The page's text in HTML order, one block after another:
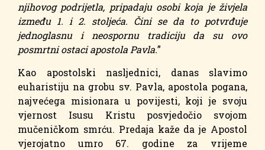
njihovog podrijetla, pripadaju osobi koja je živjela
između 1. i 2. stoljeća. Čini se da to potvrđuje
jednoglasnu i neospornu tradiciju da su ovo
posmrtni ostaci apostola Pavla.”
Kao apostolski nasljednici, danas slavimo
euharistiju na grobu sv. Pavla, apostola pogana,
najvećega misionara u povijesti, koji je svoju
vjernost Isusu Kristu posvjedočio svojom
mučeničkom smrću. Predaja kaže da je Apostol
vjerojatno umro 67. godine za vrijeme